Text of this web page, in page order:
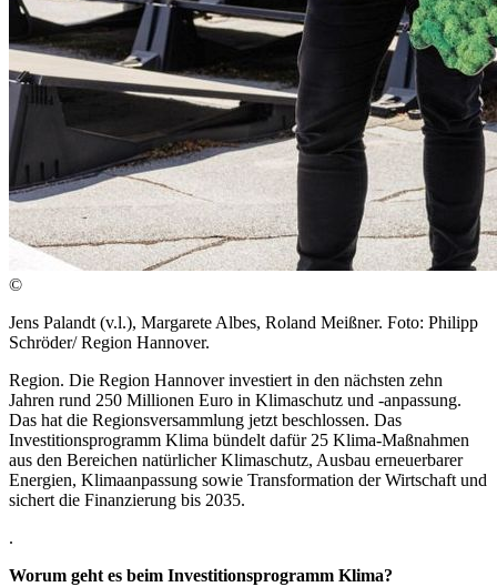
©
Jens Palandt (v.l.), Margarete Albes, Roland Meißner. Foto: Philipp
Schröder/ Region Hannover.
Region. Die Region Hannover investiert in den nächsten zehn
Jahren rund 250 Millionen Euro in Klimaschutz und -anpassung.
Das hat die Regionsversammlung jetzt beschlossen. Das
Investitionsprogramm Klima bündelt dafür 25 Klima-Maßnahmen
aus den Bereichen natürlicher Klimaschutz, Ausbau erneuerbarer
Energien, Klimaanpassung sowie Transformation der Wirtschaft und
sichert die Finanzierung bis 2035.
.
Worum geht es beim Investitionsprogramm Klima?